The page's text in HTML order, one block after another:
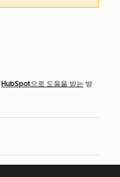
HubSpot으로 도움을 받는 방